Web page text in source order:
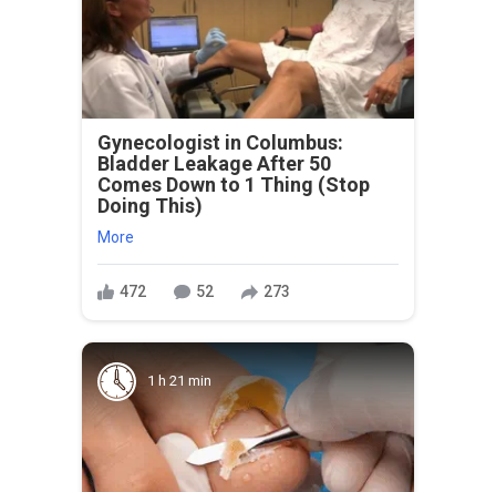
Gynecologist in Columbus:
Bladder Leakage After 50
Comes Down to 1 Thing (Stop
Doing This)
More
472 52 273
1 h 21 min